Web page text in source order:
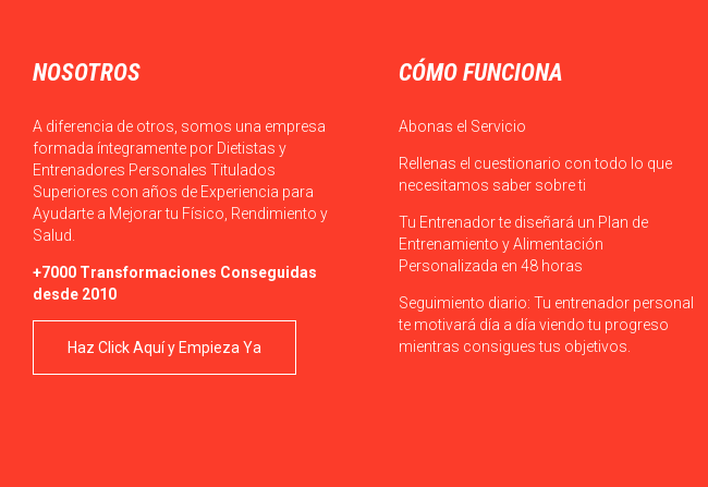
NOSOTROS
A diferencia de otros, somos una empresa
formada íntegramente por Dietistas y
Entrenadores Personales Titulados
Superiores con años de Experiencia para
Ayudarte a Mejorar tu Físico, Rendimiento y
Salud.
+7000 Transformaciones Conseguidas
desde 2010
Haz Click Aquí y Empieza Ya
CÓMO FUNCIONA
Abonas el Servicio
Rellenas el cuestionario con todo lo que
necesitamos saber sobre ti
Tu Entrenador te diseñará un Plan de
Entrenamiento y Alimentación
Personalizada en 48 horas
Seguimiento diario: Tu entrenador personal
te motivará día a día viendo tu progreso
mientras consigues tus objetivos.